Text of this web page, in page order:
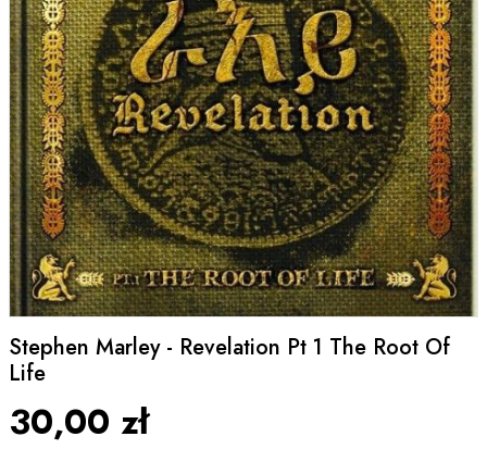
Stephen Marley - Revelation Pt 1 The Root Of
Life
30,00 zł